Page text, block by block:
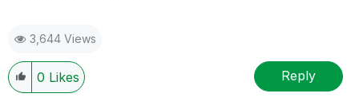
3,644 Views
0 Likes Reply